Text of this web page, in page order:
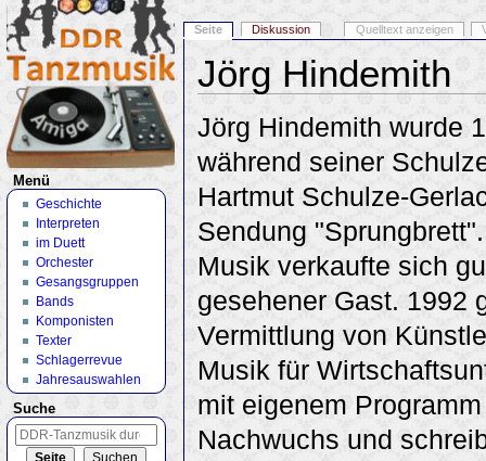
Jörg Hindemith
Jörg Hindemith wurde
während seiner
Hartmut Schulze-
Sendung
Musik verkaufte sich
gesehener Gast. 1992
Vermittlung von
Musik für
mit eigenem
Nachwuchs und
Seite Diskussion Quelltext anzeigen
Menü
Geschichte
Interpreten
im Duett
Orchester
Gesangsgruppen
Bands
Komponisten
Texter
Schlagerrevue
Jahresauswahlen
Suche